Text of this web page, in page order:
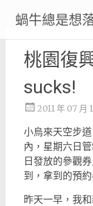
content
蝸牛總是想
桃園復
sucks!
2011 年 07 月
小烏來天空步
內，星期六日
日發放的參觀
到，拿到的預
昨天一早，我